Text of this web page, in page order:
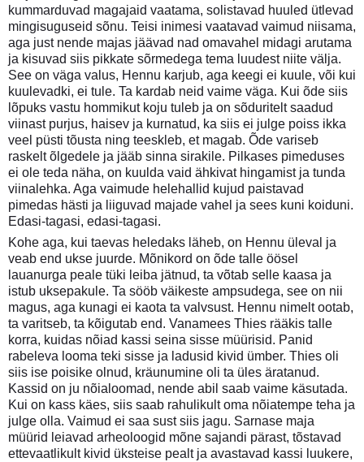
kummarduvad magajaid vaatama, solistavad huuled ütlevad
mingisuguseid sõnu. Teisi inimesi vaatavad vaimud niisama,
aga just nende majas jäävad nad omavahel midagi arutama
ja kisuvad siis pikkate sõrmedega tema luudest niite välja.
See on väga valus, Hennu karjub, aga keegi ei kuule, või kui
kuulevadki, ei tule. Ta kardab neid vaime väga. Kui õde siis
lõpuks vastu hommikut koju tuleb ja on sõduritelt saadud
viinast purjus, haisev ja kurnatud, ka siis ei julge poiss ikka
veel püsti tõusta ning teeskleb, et magab. Õde variseb
raskelt õlgedele ja jääb sinna sirakile. Pilkases pimeduses
ei ole teda näha, on kuulda vaid ähkivat hingamist ja tunda
viinalehka. Aga vaimude helehallid kujud paistavad
pimedas hästi ja liiguvad majade vahel ja sees kuni koiduni.
Edasi-tagasi, edasi-tagasi.
Kohe aga, kui taevas heledaks läheb, on Hennu üleval ja
veab end ukse juurde. Mõnikord on õde talle öösel
lauanurga peale tüki leiba jätnud, ta võtab selle kaasa ja
istub uksepakule. Ta sööb väikeste ampsudega, see on nii
magus, aga kunagi ei kaota ta valvsust. Hennu nimelt ootab,
ta varitseb, ta kõigutab end. Vanamees Thies rääkis talle
korra, kuidas nõiad kassi seina sisse müürisid. Panid
rabeleva looma teki sisse ja ladusid kivid ümber. Thies oli
siis ise poisike olnud, kräunumine oli ta üles äratanud.
Kassid on ju nõialoomad, nende abil saab vaime käsutada.
Kui on kass käes, siis saab rahulikult oma nõiatempe teha ja
julge olla. Vaimud ei saa sust siis jagu. Sarnase maja
müürid leiavad arheoloogid mõne sajandi pärast, tõstavad
ettevaatlikult kivid üksteise pealt ja avastavad kassi luukere,